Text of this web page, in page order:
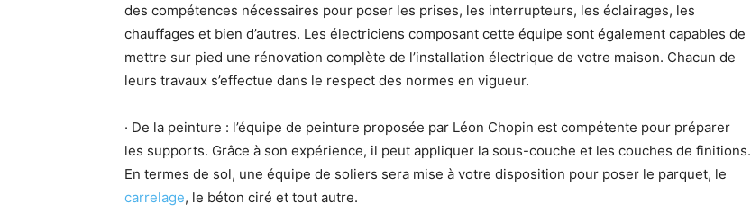
des compétences nécessaires pour poser les prises, les interrupteurs, les éclairages, les
chauffages et bien d’autres. Les électriciens composant cette équipe sont également capables de
mettre sur pied une rénovation complète de l’installation électrique de votre maison. Chacun de
leurs travaux s’effectue dans le respect des normes en vigueur.
· De la peinture : l’équipe de peinture proposée par Léon Chopin est compétente pour préparer
les supports. Grâce à son expérience, il peut appliquer la sous-couche et les couches de finitions.
En termes de sol, une équipe de soliers sera mise à votre disposition pour poser le parquet, le
carrelage, le béton ciré et tout autre.